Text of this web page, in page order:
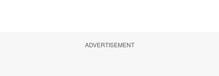
ADVERTISEMENT